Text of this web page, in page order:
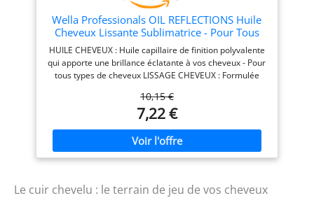
cheveux essorés, pour plus
de souplesse et faciliter le
coiffage. 2. Le geste beauté,
sur cheveux secs, en finition
sur les pointes.
Wella Professionals OIL REFLECTIONS Huile
Cheveux Lissante Sublimatrice - Pour Tous
Types de Cheveux - Huile de Camélia, Extrait
de Thé Blanc 30ml
HUILE CHEVEUX : Huile capillaire de finition polyvalente
qui apporte une brillance éclatante à vos cheveux - Pour
tous types de cheveux LISSAGE CHEVEUX : Formulée
cette huile cheveux Wella lissante protège la fibre
capillaire pour favoriser la réflexion de la lumière et
PURIFIER: Cette huile pour cheveux optimise la
protection contre les radicaux libres et encapsule les
métaux nocifs présents dans l'eau pour maintenir l'éclat
sublimatrice hydrate vos cheveux pour un aspect sain,
10,15 €
7,22 €
Le cuir chevelu : le terrain de jeu de vos cheveux